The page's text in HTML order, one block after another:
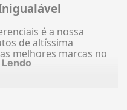
é a nossa
de altíssima
melhores marcas no